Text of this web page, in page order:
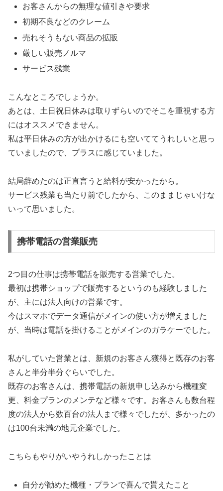
お客さんからの無理な値引きや要求
初期不良などのクレーム
売れそうもない商品の拡販
厳しい販売ノルマ
サービス残業
こんなところでしょうか。
あとは、土日祝日休みは取りずらいのでそこを重視する方
にはオススメできません。
私は平日休みの方が出かけるにも空いててうれしいと思っ
ていましたので、プラスに感じていました。
結局辞めたのは正直言うと給料が安かったから。
サービス残業も当たり前でしたから、このままじゃいけな
いって思いました。
携帯電話の営業販売
2つ目の仕事は携帯電話を販売する営業でした。
最初は携帯ショップで販売するというのも経験しました
が、主には法人向けの営業です。
今はスマホでデータ通信がメインの使い方が増えました
が、当時は電話を掛けることがメインのガラケーでした。
私がしていた営業とは、新規のお客さん獲得と既存のお客
さんと半分半分ぐらいでした。
既存のお客さんは、携帯電話の新規申し込みから機種変
更、料金プランのメンテなど様々です。お客さんも数台程
度の法人から数百台の法人まで様々でしたが、多かったの
は100台未満の地元企業でした。
こちらもやりがいやうれしかったことは
自分が勧めた機種・プランで喜んで貰えたこと